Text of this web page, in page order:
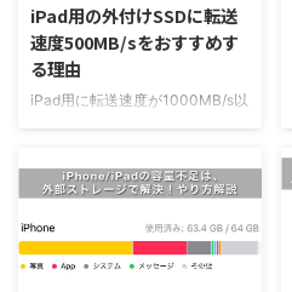
装置を設計しているエンジニアで
す。普段から半導体に関わる仕事
をしているので、そんなフィルタ
ーを通してポータブルSSDを紹介
SanDisk(Westen Digitalグル ...
iPad用の外付けSSDに転送
速度500MB/sをおすすめす
る理由
iPad用に転送速度が1000MB/s以
速転送タイプを購入してしまうと
その性能を発揮できずに割高な買
い物になってしまいます。 私
は、本業で半導体装置エンジニア
をしており、そんなフィルターを
2023/1/7